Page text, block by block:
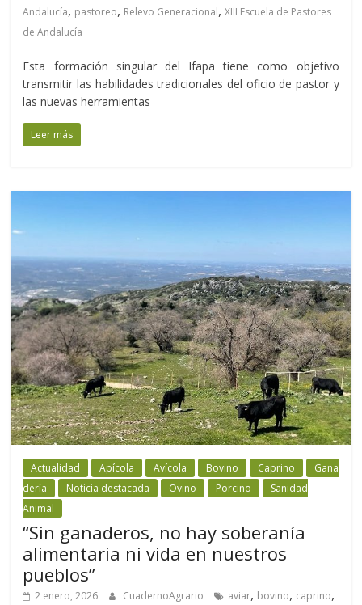
Andalucía, pastoreo, Relevo Generacional,XIII Escuela de Pastores
de Andalucía
Esta formación singular del Ifapa tiene como objetivo
transmitir las habilidades tradicionales del oficio de pastor y
las nuevas herramientas
Leer más
Actualidad Apícola Avícola Bovino Caprino
Gana
dería
Noticia destacada Ovino Porcino
Sanidad
Animal
“Sin ganaderos, no hay soberanía
alimentaria ni vida en nuestros
pueblos”
2 enero, 2026 CuadernoAgrario aviar, bovino, caprino,